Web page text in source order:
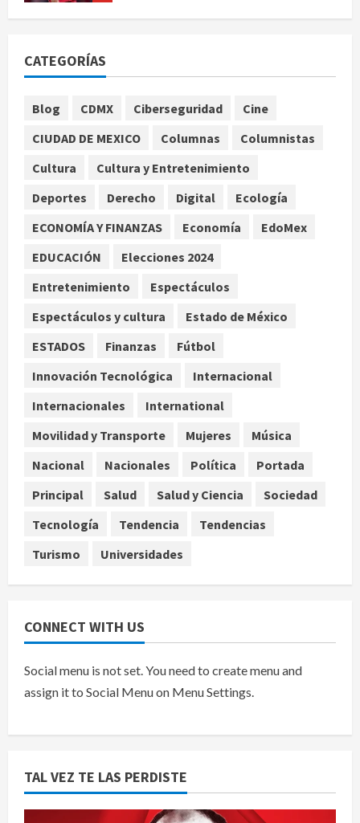
1
SCJN avala obligación patronal de
dar casa y comida a jornaleros
agosto 6, 2026
3
de hotel en Acapulco; familiares
personal capacitado
agosto 6, 2026
México gana arbitraje contra
más de 219 mdd por bonos de TV
Azteca
5
Toluca golea a Seattle Sounders en
su inicio de la Leagues Cup 2026
CATEGORÍAS
Blog CDMX Ciberseguridad
Cine
CIUDAD DE MEXICO
Columnas
Columnistas
Cultura
Cultura y Entretenimiento
Deportes
Derecho Digital
Ecología
ECONOMÍA Y FINANZAS
Economía
EdoMex
EDUCACIÓN
Elecciones 2024
Entretenimiento
Espectáculos
Espectáculos y cultura
Estado de México
ESTADOS
Finanzas
Fútbol
Innovación Tecnológica
Internacional
Internacionales
International
Movilidad y Transporte
Mujeres
Música
Nacional
Nacionales Política
Portada
Principal
Salud Salud y Ciencia
Sociedad
Tecnología
Tendencia
Tendencias
Turismo
Universidades
CONNECT WITH US
Social menu is not set. You need to create menu and
assign it to Social Menu on Menu Settings.
TAL VEZ TE LAS PERDISTE